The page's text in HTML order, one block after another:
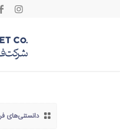
دانستنی‌های